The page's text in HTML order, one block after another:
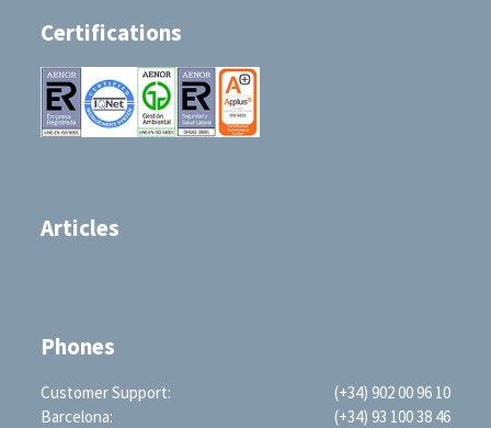
Certifications
Articles
Phones
Customer Support:
(+34) 902 00 96 10
Barcelona:
(+34) 93 100 38 46